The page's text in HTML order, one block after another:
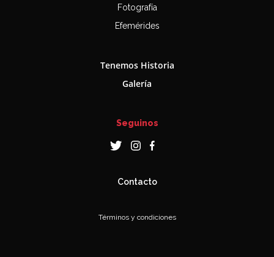
Fotografía
Efemérides
Tenemos Historia
Galería
Seguinos
Contacto
Términos y condiciones